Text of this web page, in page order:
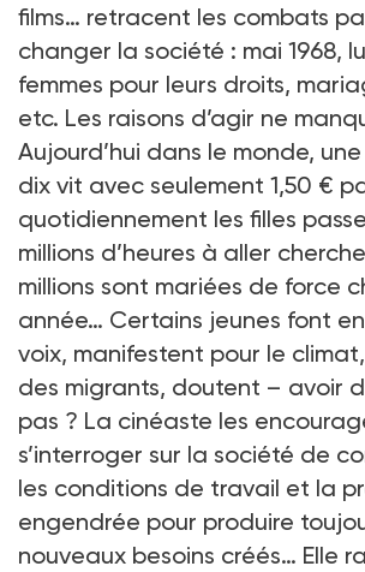
films… retracent les combats
changer la société : mai 1968,
femmes pour leurs droits,
etc. Les raisons d’agir ne
Aujourd’hui dans le monde,
dix vit avec seulement 1,50 €
quotidiennement les filles
millions d’heures à aller
millions sont mariées de force
année… Certains jeunes font
voix, manifestent pour le
des migrants, doutent – avoir
pas ? La cinéaste les
s’interroger sur la société de
les conditions de travail et la
engendrée pour produire
nouveaux besoins créés… Elle